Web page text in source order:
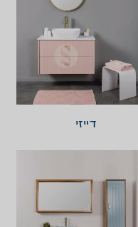
דייזי